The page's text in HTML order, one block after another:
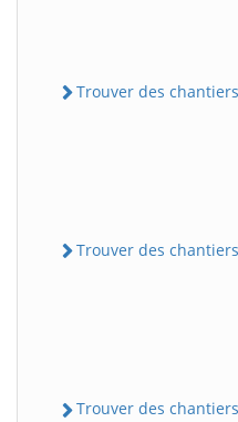
Trouver des chantiers
Trouver des
Trouver des chantiers